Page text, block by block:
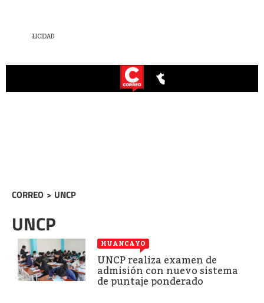
CORREO > UNCP
UNCP
HUANCAYO
UNCP realiza examen de
admisión con nuevo sistema
de puntaje ponderado